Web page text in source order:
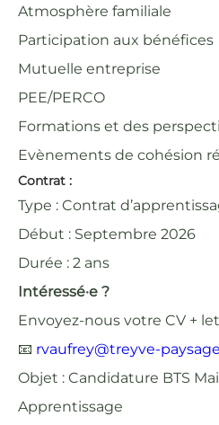
Atmosphère familiale
Participation aux bénéfices
Mutuelle entreprise
PEE/PERCO
Formations et des
Evènements de cohésion
Contrat :
Type : Contrat
Début : Septembre 2026
Durée : 2 ans
Intéressé·e ?
Envoyez-nous votre CV +
📧 rvaufrey@treyve-
Objet : Candidature BTS
Apprentissage